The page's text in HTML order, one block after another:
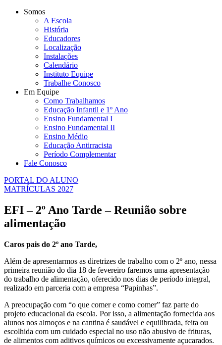
Somos
A Escola
História
Educadores
Localização
Instalações
Calendário
Instituto Equipe
Trabalhe Conosco
Em Equipe
Como Trabalhamos
Educação Infantil e 1º Ano
Ensino Fundamental I
Ensino Fundamental II
Ensino Médio
Educação Antirracista
Período Complementar
Fale Conosco
PORTAL DO ALUNO
MATRÍCULAS 2027
EFI – 2º Ano Tarde – Reunião sobre
alimentação
Caros pais do 2º ano Tarde,
Além de apresentarmos as diretrizes de trabalho com o 2º ano, nessa
primeira reunião do dia 18 de fevereiro faremos uma apresentação
do trabalho de alimentação, oferecido nos dias de período integral,
realizado em parceria com a empresa “Papinhas”.
A preocupação com “o que comer e como comer” faz parte do
projeto educacional da escola. Por isso, a alimentação fornecida aos
alunos nos almoços e na cantina é saudável e equilibrada, feita ou
escolhida com um cuidado especial no uso não abusivo de frituras,
de alimentos com aditivos químicos ou excessivamente açucarados.